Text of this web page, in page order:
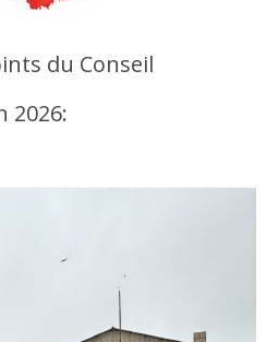
du Conseil
2026: